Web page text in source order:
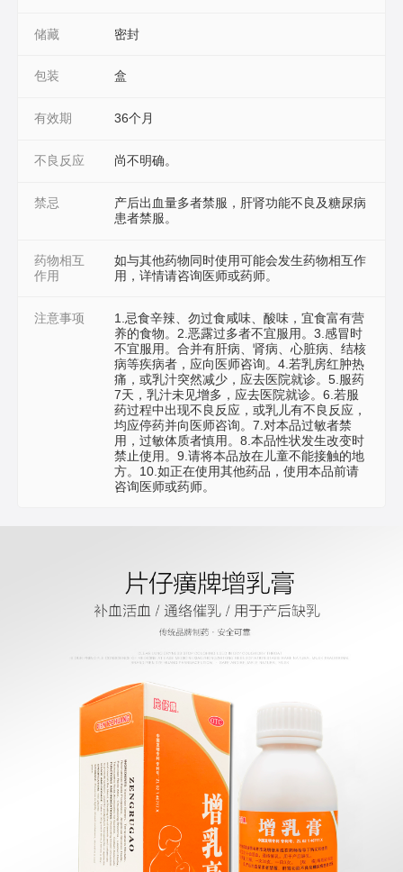
储藏 密封
包装 盒
有效期 36个月
不良反应 尚不明确。
禁忌
产后出血量多者禁服，肝肾功能不良及糖尿病
患者禁服。
药物相互
作用
如与其他药物同时使用可能会发生药物相互作
用，详情请咨询医师或药师。
注意事项
1.忌食辛辣、勿过食咸味、酸味，宜食富有营
养的食物。2.恶露过多者不宜服用。3.感冒时
不宜服用。合并有肝病、肾病、心脏病、结核
病等疾病者，应向医师咨询。4.若乳房红肿热
痛，或乳汁突然减少，应去医院就诊。5.服药
7天，乳汁未见增多，应去医院就诊。6.若服
药过程中出现不良反应，或乳儿有不良反应，
均应停药并向医师咨询。7.对本品过敏者禁
用，过敏体质者慎用。8.本品性状发生改变时
禁止使用。9.请将本品放在儿童不能接触的地
方。10.如正在使用其他药品，使用本品前请
咨询医师或药师。